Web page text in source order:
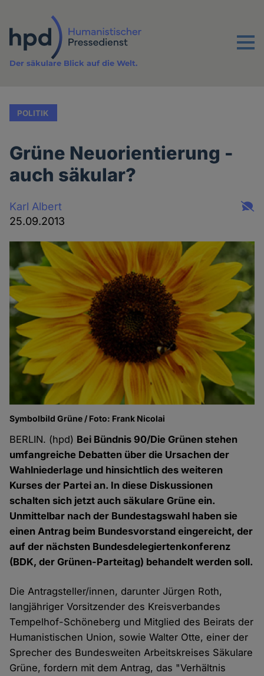
Inhalt
Menu
Der säkulare Blick auf die Welt.
POLITIK
Grüne Neuorientierung -
auch säkular?
Karl Albert
25.09.2013
Symbolbild Grüne / Foto: Frank Nicolai
BERLIN. (hpd) Bei Bündnis 90/Die Grünen stehen
umfangreiche Debatten über die Ursachen der
Wahlniederlage und hinsichtlich des weiteren
Kurses der Partei an. In diese Diskussionen
schalten sich jetzt auch säkulare Grüne ein.
Unmittelbar nach der Bundestagswahl haben sie
einen Antrag beim Bundesvorstand eingereicht, der
auf der nächsten Bundesdelegiertenkonferenz
(BDK, der Grünen-Parteitag) behandelt werden soll.
Die Antragsteller/innen, darunter Jürgen Roth,
langjähriger Vorsitzender des Kreisverbandes
Tempelhof-Schöneberg und Mitglied des Beirats der
Humanistischen Union, sowie Walter Otte, einer der
Sprecher des Bundesweiten Arbeitskreises Säkulare
Grüne, fordern mit dem Antrag, das "Verhältnis